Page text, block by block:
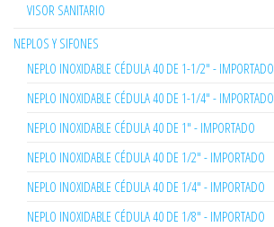
VISOR SANITARIO
NEPLOS Y SIFONES
NEPLO INOXIDABLE CÉDULA 40 DE 1-1/2" - IMPORTADO
NEPLO INOXIDABLE CÉDULA 40 DE 1-1/4" - IMPORTADO
NEPLO INOXIDABLE CÉDULA 40 DE 1" - IMPORTADO
NEPLO INOXIDABLE CÉDULA 40 DE 1/2" - IMPORTADO
NEPLO INOXIDABLE CÉDULA 40 DE 1/4" - IMPORTADO
NEPLO INOXIDABLE CÉDULA 40 DE 1/8" - IMPORTADO